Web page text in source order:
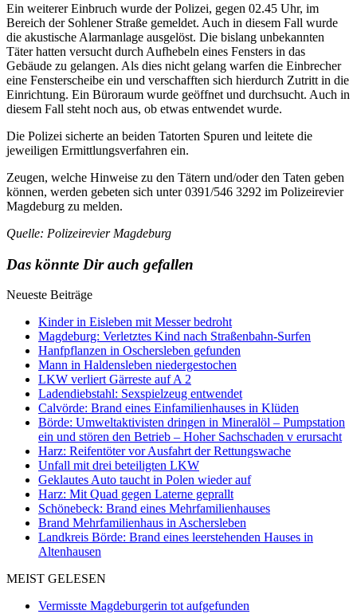
Ein weiterer Einbruch wurde der Polizei, gegen 02.45 Uhr, im
Bereich der Sohlener Straße gemeldet. Auch in diesem Fall wurde
die akustische Alarmanlage ausgelöst. Die bislang unbekannten
Täter hatten versucht durch Aufhebeln eines Fensters in das
Gebäude zu gelangen. Als dies nicht gelang warfen die Einbrecher
eine Fensterscheibe ein und verschafften sich hierdurch Zutritt in die
Einrichtung. Ein Büroraum wurde geöffnet und durchsucht. Auch in
diesem Fall steht noch aus, ob etwas entwendet wurde.
Die Polizei sicherte an beiden Tatorten Spuren und leitete die
jeweiligen Ermittlungsverfahren ein.
Zeugen, welche Hinweise zu den Tätern und/oder den Taten geben
können, werden gebeten sich unter 0391/546 3292 im Polizeirevier
Magdeburg zu melden.
Quelle: Polizeirevier Magdeburg
Das könnte Dir auch gefallen
Neueste Beiträge
Kinder in Eisleben mit Messer bedroht
Magdeburg: Verletztes Kind nach Straßenbahn-Surfen
Hanfpflanzen in Oschersleben gefunden
Mann in Haldensleben niedergestochen
LKW verliert Gärreste auf A 2
Ladendiebstahl: Sexspielzeug entwendet
Calvörde: Brand eines Einfamilienhauses in Klüden
Börde: Umweltaktivisten dringen in Mineralöl – Pumpstation
ein und stören den Betrieb – Hoher Sachschaden v erursacht
Harz: Reifentöter vor Ausfahrt der Rettungswache
Unfall mit drei beteiligten LKW
Geklautes Auto taucht in Polen wieder auf
Harz: Mit Quad gegen Laterne geprallt
Schönebeck: Brand eines Mehrfamilienhauses
Brand Mehrfamilienhaus in Aschersleben
Landkreis Börde: Brand eines leerstehenden Hauses in
Altenhausen
MEIST GELESEN
Vermisste Magdeburgerin tot aufgefunden